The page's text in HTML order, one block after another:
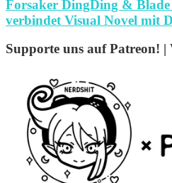
Forsaker DingDing & Blade
verbindet Visual Novel mit
Supporte uns auf Patreon! |